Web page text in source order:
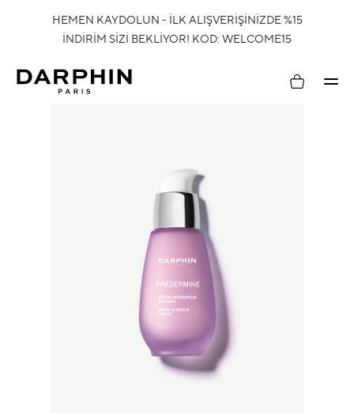
HEMEN KAYDOLUN - İLK ALIŞVERİŞİNİZDE %15
İNDİRİM SİZİ BEKLİYOR! KOD: WELCOME15
Hesabım